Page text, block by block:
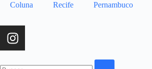
Coluna Recife Pernambuco